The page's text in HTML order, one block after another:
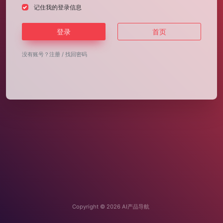
记住我的登录信息
登录 首页
没有账号？ 注册 / 找回密码
Copyright © 2026 AI产品导航